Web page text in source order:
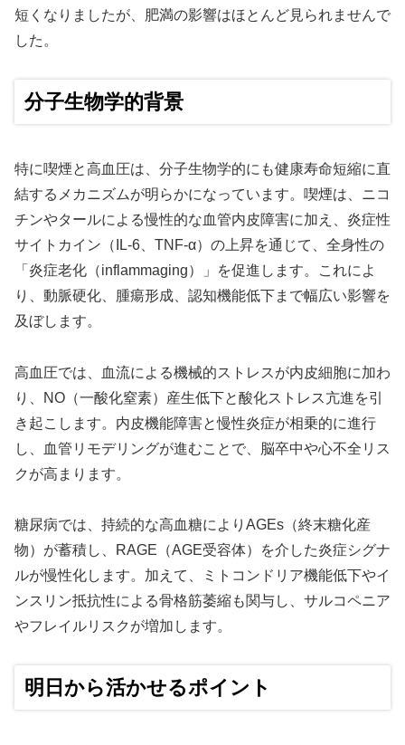
短くなりましたが、肥満の影響はほとんど見られませんで
した。
分子生物学的背景
特に喫煙と高血圧は、分子生物学的にも健康寿命短縮に直
結するメカニズムが明らかになっています。喫煙は、ニコ
チンやタールによる慢性的な血管内皮障害に加え、炎症性
サイトカイン（IL-6、TNF-α）の上昇を通じて、全身性の
「炎症老化（inflammaging）」を促進します。これによ
り、動脈硬化、腫瘍形成、認知機能低下まで幅広い影響を
及ぼします。
高血圧では、血流による機械的ストレスが内皮細胞に加わ
り、NO（一酸化窒素）産生低下と酸化ストレス亢進を引
き起こします。内皮機能障害と慢性炎症が相乗的に進行
し、血管リモデリングが進むことで、脳卒中や心不全リス
クが高まります。
糖尿病では、持続的な高血糖によりAGEs（終末糖化産
物）が蓄積し、RAGE（AGE受容体）を介した炎症シグナ
ルが慢性化します。加えて、ミトコンドリア機能低下やイ
ンスリン抵抗性による骨格筋萎縮も関与し、サルコペニア
やフレイルリスクが増加します。
明日から活かせるポイント